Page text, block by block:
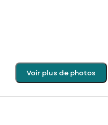
Voir plus de photos